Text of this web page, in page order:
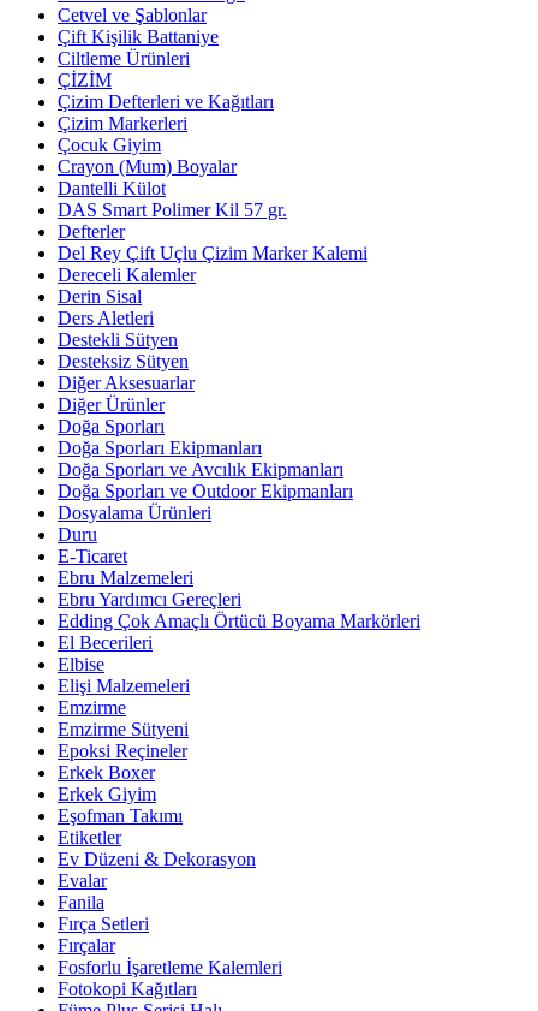
Cetvel ve Şablonlar
Çift Kişilik Battaniye
Ciltleme Ürünleri
ÇİZİM
Çizim Defterleri ve Kağıtları
Çizim Markerleri
Çocuk Giyim
Crayon (Mum) Boyalar
Dantelli Külot
DAS Smart Polimer Kil 57 gr.
Defterler
Del Rey Çift Uçlu Çizim Marker Kalemi
Dereceli Kalemler
Derin Sisal
Ders Aletleri
Destekli Sütyen
Desteksiz Sütyen
Diğer Aksesuarlar
Diğer Ürünler
Doğa Sporları
Doğa Sporları Ekipmanları
Doğa Sporları ve Avcılık Ekipmanları
Doğa Sporları ve Outdoor Ekipmanları
Dosyalama Ürünleri
Duru
E-Ticaret
Ebru Malzemeleri
Ebru Yardımcı Gereçleri
Edding Çok Amaçlı Örtücü Boyama Markörleri
El Becerileri
Elbise
Elişi Malzemeleri
Emzirme
Emzirme Sütyeni
Epoksi Reçineler
Erkek Boxer
Erkek Giyim
Eşofman Takımı
Etiketler
Ev Düzeni & Dekorasyon
Evalar
Fanila
Fırça Setleri
Fırçalar
Fosforlu İşaretleme Kalemleri
Fotokopi Kağıtları